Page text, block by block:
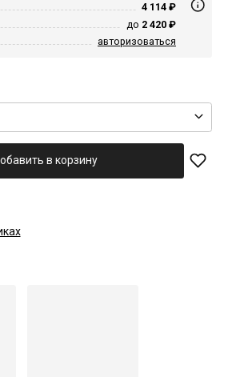
4 114 ₽
до 2 420 ₽
авторизоваться
в корзину